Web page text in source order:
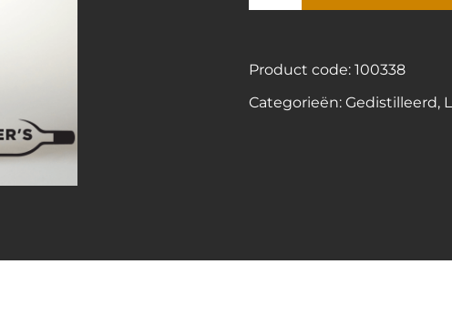
Product code: 100338
Categorieën:Gedistilleerd,